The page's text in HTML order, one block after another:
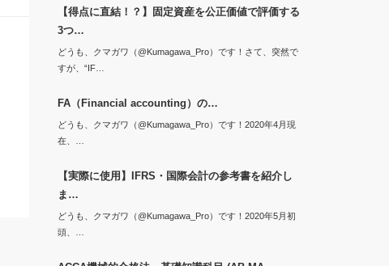
【得点に直結！？】固定資産を公正価値で評価する
3つ…
どうも、クマガワ（@Kumagawa_Pro）です！さて、突然で
すが、“IF…
FA（Financial accounting）の…
どうも、クマガワ（@Kumagawa_Pro）です！2020年4月現
在、…
【実際に使用】IFRS・国際会計の参考書を紹介し
ま…
どうも、クマガワ（@Kumagawa_Pro）です！2020年5月初
頭、…